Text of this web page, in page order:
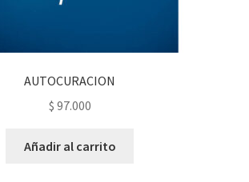
AUTOCURACION
$ 97.000
Añadir al carrito